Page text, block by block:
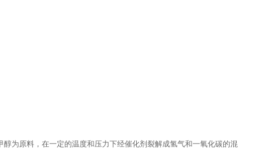
为原料，在一定的温度和压力下经催化剂裂解成氢气和一氧化碳的混